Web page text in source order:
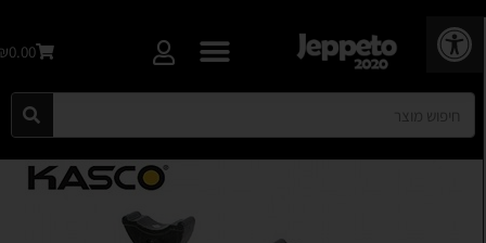
פתח סרגל נגישות
₪0.00